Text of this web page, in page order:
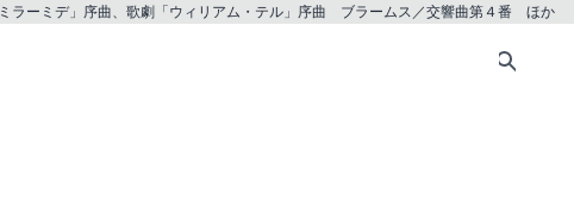
ーミデ」序曲、歌劇「ウィリアム・テル」序曲 ブラームス／交響曲第４番 ほか